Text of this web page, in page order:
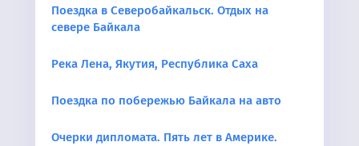
Поездка в Северобайкальск. Отдых на
севере Байкала
Река Лена, Якутия, Республика Саха
Поездка по побережью Байкала на авто
Очерки дипломата. Пять лет в Америке.